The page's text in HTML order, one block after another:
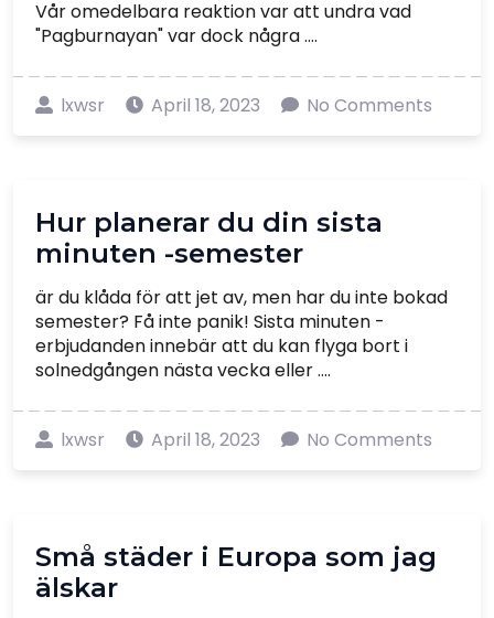
Vår omedelbara reaktion var att undra vad
"Pagburnayan" var dock några ....
lxwsr April 18, 2023 No Comments
Hur planerar du din sista
minuten -semester
är du klåda för att jet av, men har du inte bokad
semester? Få inte panik! Sista minuten -
erbjudanden innebär att du kan flyga bort i
solnedgången nästa vecka eller ....
lxwsr April 18, 2023 No Comments
Små städer i Europa som jag
älskar